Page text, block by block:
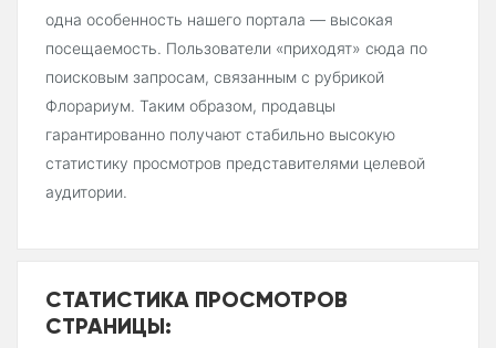
одна особенность нашего портала — высокая
посещаемость. Пользователи «приходят» сюда по
поисковым запросам, связанным с рубрикой
Флорариум. Таким образом, продавцы
гарантированно получают стабильно высокую
статистику просмотров представителями целевой
аудитории.
СТАТИСТИКА ПРОСМОТРОВ
СТРАНИЦЫ: